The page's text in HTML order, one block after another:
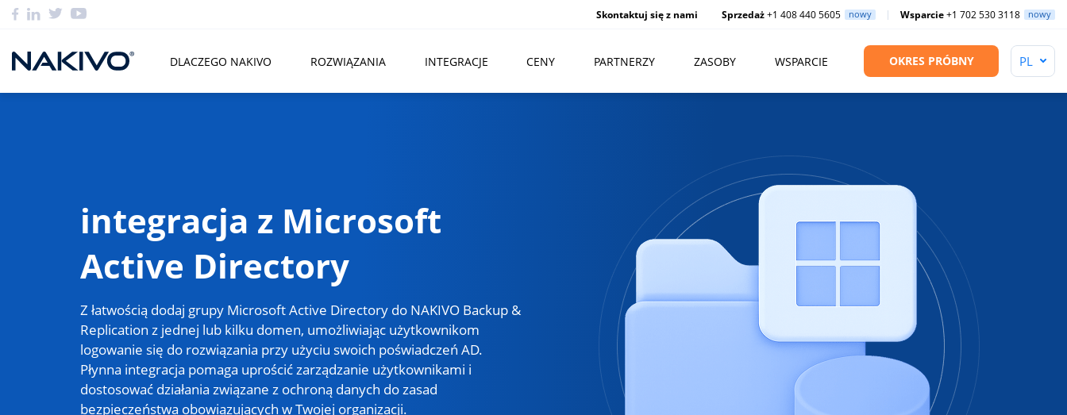
Skontaktuj się z nami Sprzedaż+1 408 440 5605 nowy Wsparcie+1 702 530 3118 nowy
DLACZEGO NAKIVO ROZWIĄZANIA INTEGRACJE CENY PARTNERZY ZASOBY WSPARCIE OKRES PRÓBNY
integracja z Microsoft
Active Directory
Z łatwością dodaj grupy Microsoft Active Directory do NAKIVO Backup &
Replication z jednej lub kilku domen, umożliwiając użytkownikom
logowanie się do rozwiązania przy użyciu swoich poświadczeń AD.
Płynna integracja pomaga uprościć zarządzanie użytkownikami i
dostosować działania związane z ochroną danych do zasad
bezpieczeństwa obowiązujących w Twojej organizacji.